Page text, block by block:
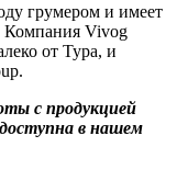
грумером и имеет
Компания Vivog
от Тура, и
с продукцией
в нашем